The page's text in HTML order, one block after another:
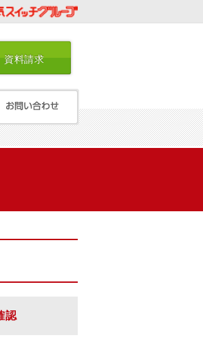
資料請求
わせ
認